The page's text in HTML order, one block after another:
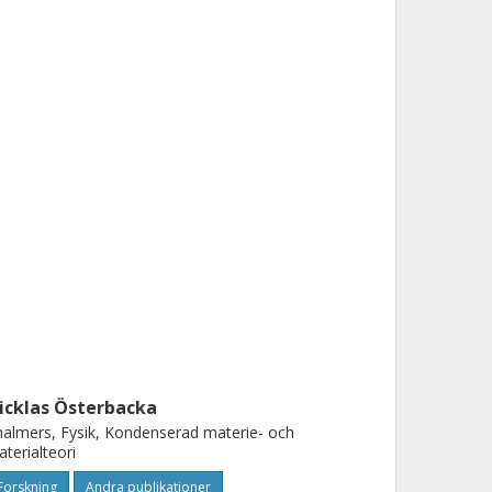
Österbacka
Fysik, Kondenserad materie- och
Andra publikationer